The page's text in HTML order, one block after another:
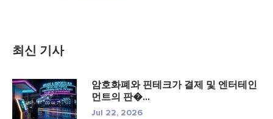
최신 기사
암호화폐와 핀테크가 결제 및 엔터테인
먼트의 판�...
Jul 22, 2026